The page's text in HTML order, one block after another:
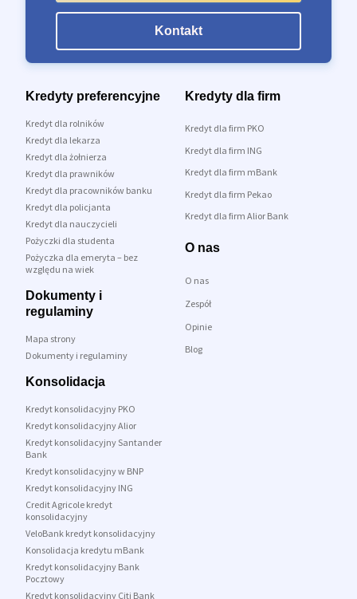
Kredyty preferencyjne
Kredyt dla rolników
Kredyt dla lekarza
Kredyt dla żołnierza
Kredyt dla prawników
Kredyt dla pracowników banku
Kredyt dla policjanta
Kredyt dla nauczycieli
Pożyczki dla studenta
Pożyczka dla emeryta – bez
względu na wiek
Dokumenty i
regulaminy
Mapa strony
Dokumenty i regulaminy
Kredyty dla firm
Kredyt dla firm PKO
Kredyt dla firm ING
Kredyt dla firm mBank
Kredyt dla firm Pekao
Kredyt dla firm Alior Bank
O nas
O nas
Zespół
Opinie
Blog
Konsolidacja
Kredyt konsolidacyjny PKO
Kredyt konsolidacyjny Alior
Kredyt konsolidacyjny Santander
Bank
Kredyt konsolidacyjny w BNP
Kredyt konsolidacyjny ING
Credit Agricole kredyt
konsolidacyjny
VeloBank kredyt konsolidacyjny
Konsolidacja kredytu mBank
Kredyt konsolidacyjny Bank
Pocztowy
Kredyt konsolidacyjny Citi Bank
Kontakt